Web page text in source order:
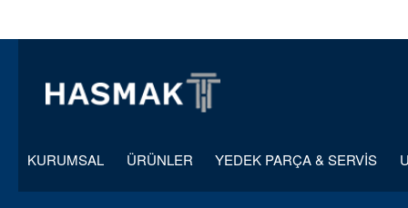
KURUMSAL ÜRÜNLER YEDEK PARÇA & SERVİS